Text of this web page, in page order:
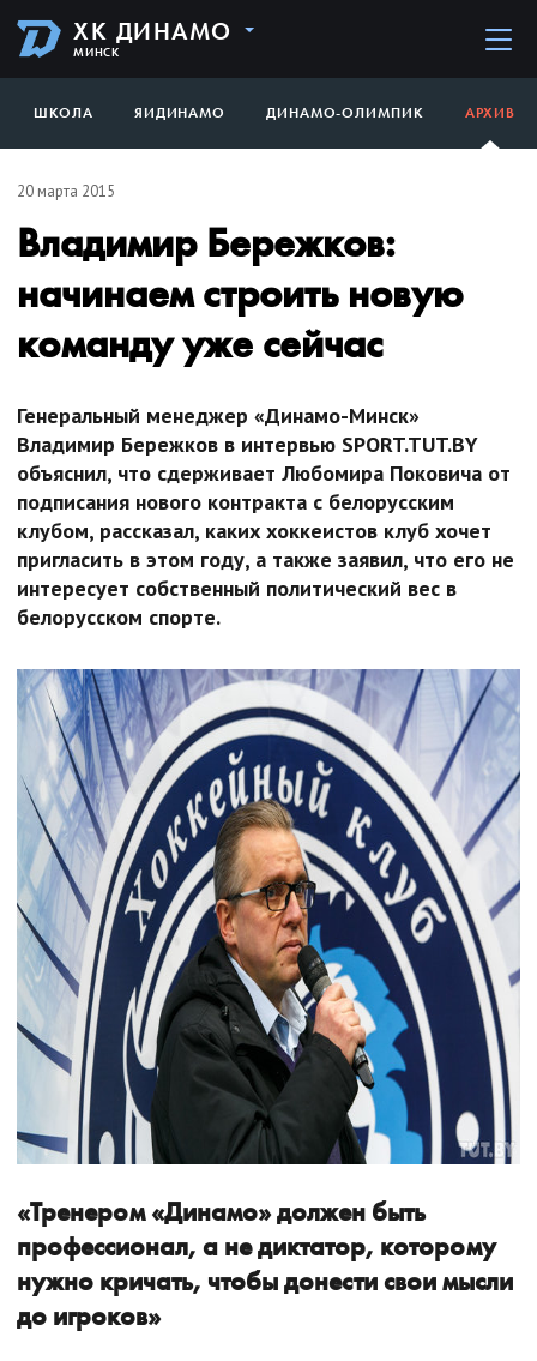
ХК ДИНАМО
МИНСК
ШКОЛА ЯИДИНАМО ДИНАМО-ОЛИМПИК АРХИВ
20 марта 2015
Владимир Бережков:
начинаем строить новую
команду уже сейчас
Генеральный менеджер «Динамо-Минск»
Владимир Бережков в интервью SPORT.TUT.BY
объяснил, что сдерживает Любомира Поковича от
подписания нового контракта с белорусским
клубом, рассказал, каких хоккеистов клуб хочет
пригласить в этом году, а также заявил, что его не
интересует собственный политический вес в
белорусском спорте.
«Тренером «Динамо» должен быть
профессионал, а не диктатор, которому
нужно кричать, чтобы донести свои мысли
до игроков»